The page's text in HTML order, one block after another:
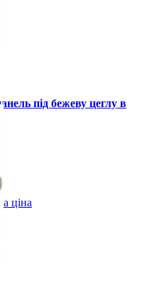
під бежеву цеглу в
ціна